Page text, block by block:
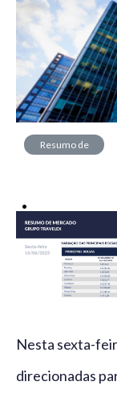
Resumo de
Nesta sexta-
direcionadas